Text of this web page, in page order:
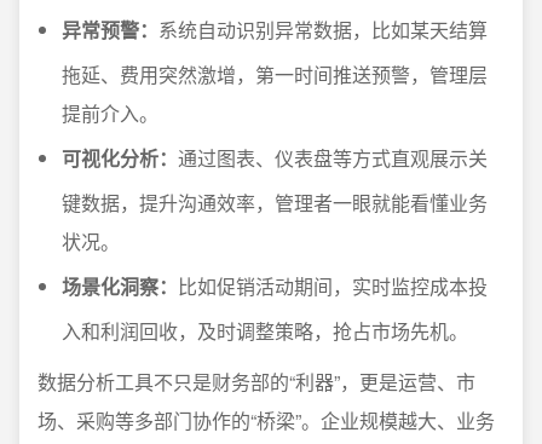
异常预警： 系统自动识别异常数据，比如某天结算
拖延、费用突然激增，第一时间推送预警，管理层
提前介入。
可视化分析： 通过图表、仪表盘等方式直观展示关
键数据，提升沟通效率，管理者一眼就能看懂业务
状况。
场景化洞察： 比如促销活动期间，实时监控成本投
入和利润回收，及时调整策略，抢占市场先机。
数据分析工具不只是财务部的“利器”，更是运营、市
场、采购等多部门协作的“桥梁”。企业规模越大、业务